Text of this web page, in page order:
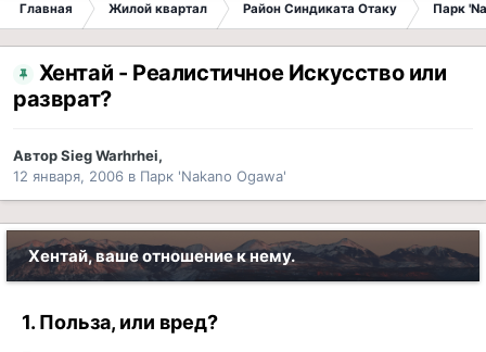
Главная Жилой квартал Район Синдиката Отаку Парк
Хентай - Реалистичное Искусство или
разврат?
АвторSieg Warhrhei,
12 января, 2006 в Парк 'Nakano Ogawa'
Хентай, ваше отношение к нему.
1. Польза, или вред?